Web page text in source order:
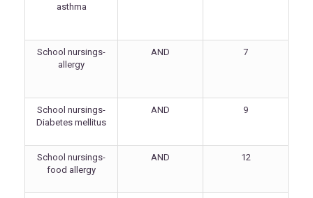
asthma
School nursings-
allergy
AND 7
School nursings-
Diabetes mellitus
AND 9
School nursings-
food allergy
AND 12